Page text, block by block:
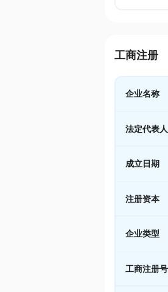
工商注册
企业名称
法定代表人
成立日期
注册资本
企业类型
工商注册号